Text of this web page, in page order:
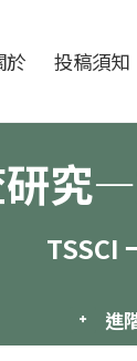
於 投稿須知
究
TSSCI
進